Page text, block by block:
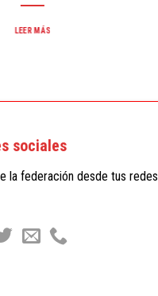
sociales
la federación desde tus redes